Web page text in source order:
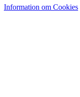
Information om Cookies